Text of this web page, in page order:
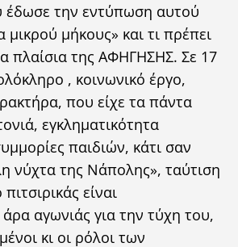
την εντύπωση αυτού
μικρού μήκους» και τι πρέπει
πλαίσια της ΑΦΗΓΗΣΗΣ. Σε 17
, κοινωνικό έργο,
που είχε τα πάντα
εγκληματικότητα
παιδιών, κάτι σαν
νύχτα της Νάπολης», ταύτιση
είναι
αγωνιάς για την τύχη του,
κι οι ρόλοι των